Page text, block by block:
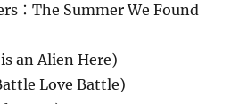
：The Summer We Found
an Alien Here)
Love Battle)